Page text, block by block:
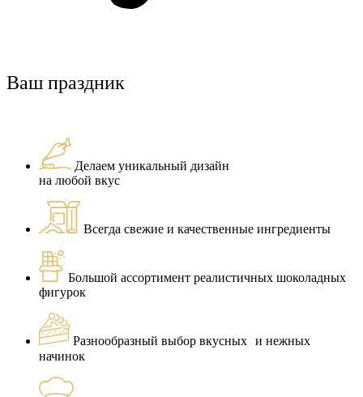
Ваш праздник
Делаем уникальный дизайн
на любой вкус
Всегда свежие и качественные ингредиенты
Большой ассортимент реалистичных шоколадных
фигурок
Разнообразный выбор вкусных и нежных
начинок